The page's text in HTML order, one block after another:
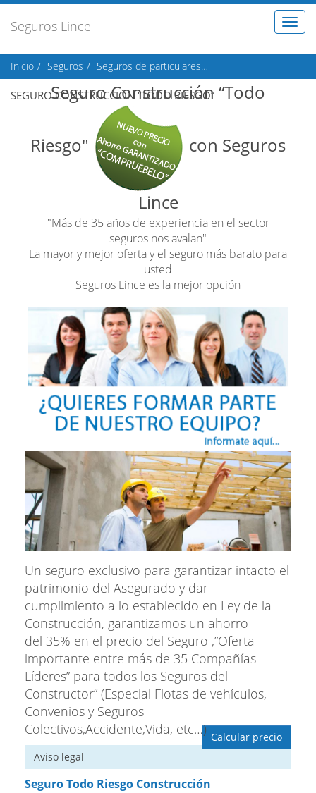
Seguros Lince
Inicio Seguros Seguros de particulares
SEGURO CONSTRUCCIÓN “TODO RIESGO”
Seguro Construcción “Todo
Riesgo" con Seguros
Lince
"Más de 35 años de experiencia en el sector
seguros nos avalan"
La mayor y mejor oferta y el seguro más barato para
usted
Seguros Lince es la mejor opción
Un seguro exclusivo para garantizar intacto el
patrimonio del Asegurado y dar
cumplimiento a lo establecido en Ley de la
Construcción, garantizamos un ahorro
del 35% en el precio del Seguro ,”Oferta
importante entre más de 35 Compañías
Líderes” para todos los Seguros del
Constructor” (Especial Flotas de vehículos,
Convenios y Seguros
Colectivos,Accidente,Vida, etc…) Calcular precio
Aviso legal
Seguro Todo Riesgo Construcción